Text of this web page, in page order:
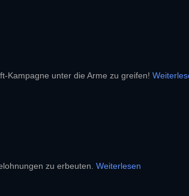
Kampagne unter die Arme zu greifen!
zu erbeuten. Weiterlesen